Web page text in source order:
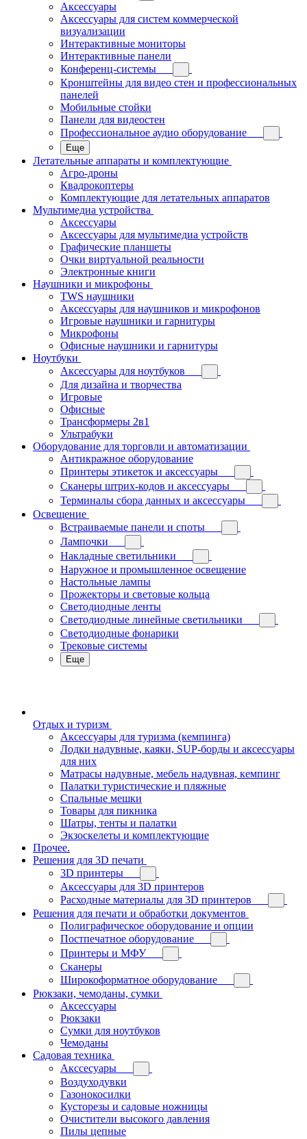
Аксессуары
Аксессуары для систем коммерческой
визуализации
Интерактивные мониторы
Интерактивные панели
Конференц-системы
Кронштейны для видео стен и профессиональных
панелей
Мобильные стойки
Панели для видеостен
Профессиональное аудио оборудование
Еще
Летательные аппараты и комплектующие
Агро-дроны
Квадрокоптеры
Комплектующие для летательных аппаратов
Мультимедиа устройства
Аксессуары
Аксессуары для мультимедиа устройств
Графические планшеты
Очки виртуальной реальности
Электронные книги
Наушники и микрофоны
TWS наушники
Аксессуары для наушников и микрофонов
Игровые наушники и гарнитуры
Микрофоны
Офисные наушники и гарнитуры
Ноутбуки
Аксессуары для ноутбуков
Для дизайна и творчества
Игровые
Офисные
Трансформеры 2в1
Ультрабуки
Оборудование для торговли и автоматизации
Антикражное оборудование
Принтеры этикеток и аксессуары
Сканеры штрих-кодов и аксессуары
Терминалы сбора данных и аксессуары
Освещение
Встраиваемые панели и споты
Лампочки
Накладные светильники
Наружное и промышленное освещение
Настольные лампы
Прожекторы и световые кольца
Светодиодные ленты
Светодиодные линейные светильники
Светодиодные фонарики
Трековые системы
Еще
Отдых и туризм
Аксессуары для туризма (кемпинга)
Лодки надувные, каяки, SUP-борды и аксессуары
для них
Матрасы надувные, мебель надувная, кемпинг
Палатки туристические и пляжные
Спальные мешки
Товары для пикника
Шатры, тенты и палатки
Экзоскелеты и комплектующие
Прочее.
Решения для 3D печати
3D принтеры
Аксессуары для 3D принтеров
Расходные материалы для 3D принтеров
Решения для печати и обработки документов
Полиграфическое оборудование и опции
Постпечатное оборудование
Принтеры и МФУ
Сканеры
Широкоформатное оборудование
Рюкзаки, чемоданы, сумки
Аксессуары
Рюкзаки
Сумки для ноутбуков
Чемоданы
Садовая техника
Акссесуары
Воздуходувки
Газонокосилки
Кусторезы и садовые ножницы
Очистители высокого давления
Пилы цепные